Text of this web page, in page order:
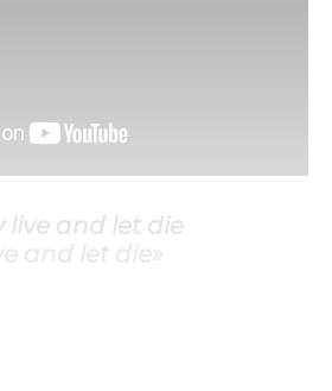
live and let die